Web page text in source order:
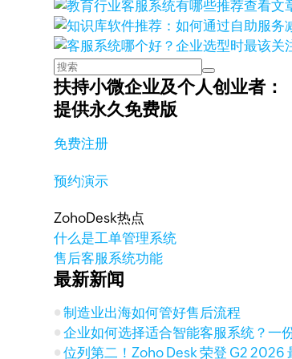
查看文
扶持小微企业及个人创业者：
提供永久免费版
免费注册
预约演示
ZohoDesk热点
什么是工单管理系统
售后客服系统功能
最新新闻
制造业出海如何管好售后流程
企业如何选择适合智能客服系统？一
位列第二！Zoho Desk 荣登 G2 2026